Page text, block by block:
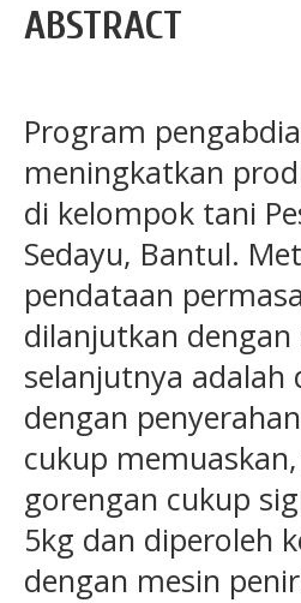
ABSTRACT
Program
meningkatkan
di kelompok tani
Sedayu, Bantul.
pendataan
dilanjutkan dengan
selanjutnya adalah
dengan
cukup
gorengan cukup
5kg dan diperoleh
dengan mesin